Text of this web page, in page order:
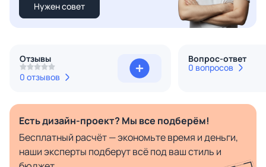
Нужен совет
Отзывы
0 отзывов
Вопрос-ответ
0 вопросов
Есть дизайн-проект? Мы все подберём!
Бесплатный расчёт — экономьте время и деньги,
наши эксперты подберут всё под ваш стиль и